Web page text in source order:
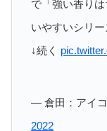
で「強い香り
いやすいシリ
↓続く
— 倉田：アイ
2022